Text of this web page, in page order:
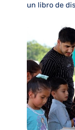
un libro de